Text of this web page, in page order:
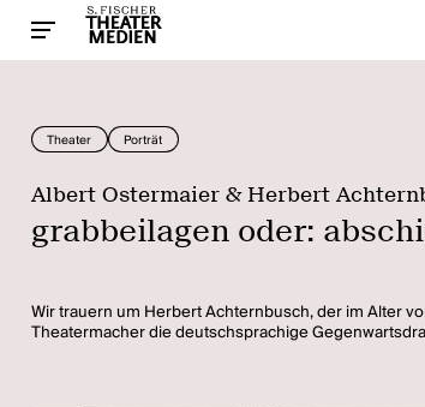
Theater Porträt
Albert Ostermaier & Herbert
grabbeilagen oder:
Wir trauern um Herbert Achternbusch, der im Alter
Theatermacher die deutschsprachige